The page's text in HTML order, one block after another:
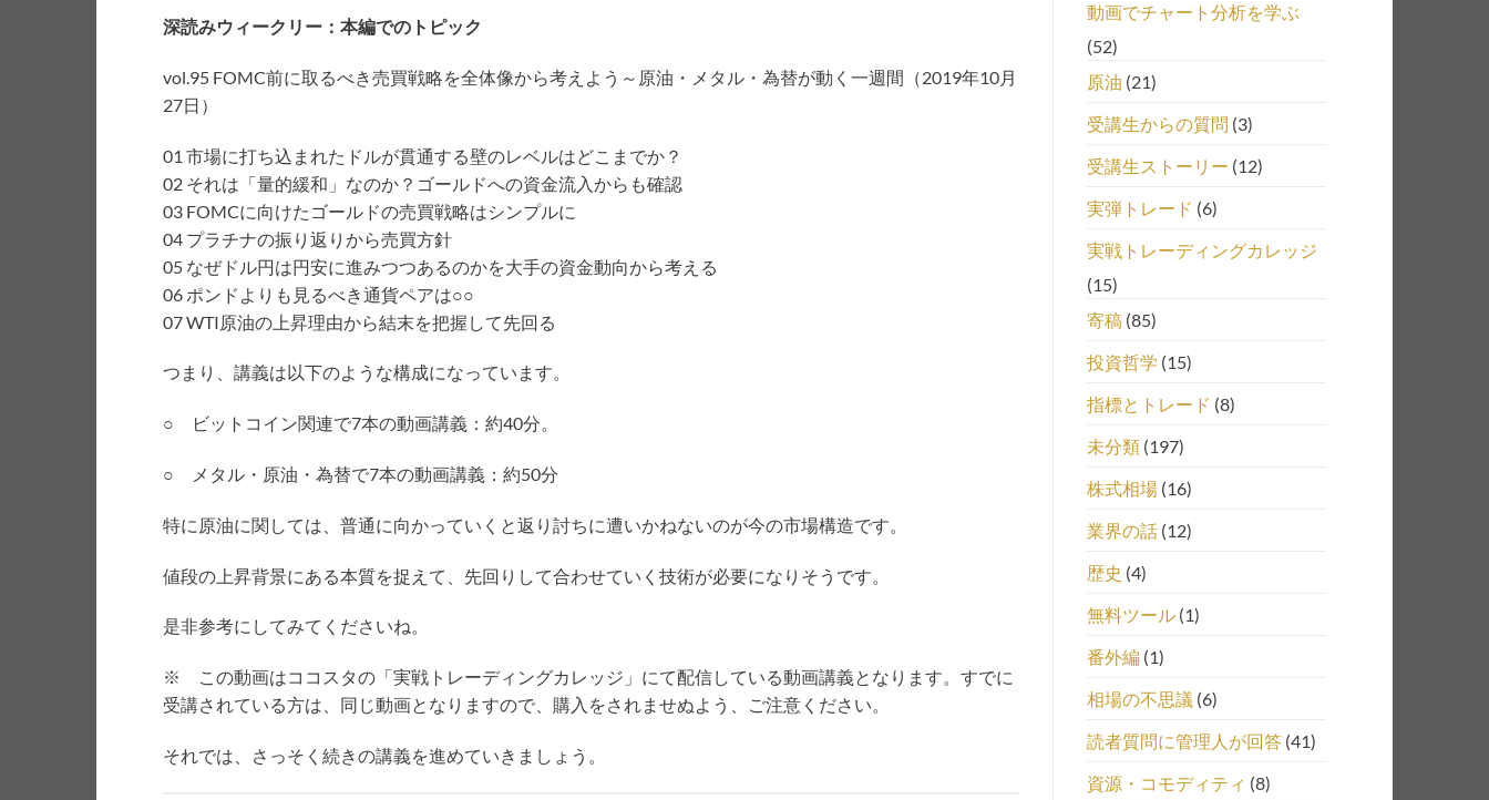
深読みウィークリー：本編でのトピック
vol.95 FOMC前に取るべき売買戦略を全体像から考えよう～原油・メタル・為替が動く一週間（2019年10月
27日）
01 市場に打ち込まれたドルが貫通する壁のレベルはどこまでか？
02 それは「量的緩和」なのか？ゴールドへの資金流入からも確認
03 FOMCに向けたゴールドの売買戦略はシンプルに
04 プラチナの振り返りから売買方針
05 なぜドル円は円安に進みつつあるのかを大手の資金動向から考える
06 ポンドよりも見るべき通貨ペアは○○
07 WTI原油の上昇理由から結末を把握して先回る
つまり、講義は以下のような構成になっています。
○ ビットコイン関連で7本の動画講義：約40分。
○ メタル・原油・為替で7本の動画講義：約50分
特に原油に関しては、普通に向かっていくと返り討ちに遭いかねないのが今の市場構造です。
値段の上昇背景にある本質を捉えて、先回りして合わせていく技術が必要になりそうです。
是非参考にしてみてくださいね。
※ この動画はココスタの「実戦トレーディングカレッジ」にて配信している動画講義となります。すでに
受講されている方は、同じ動画となりますので、購入をされませぬよう、ご注意ください。
それでは、さっそく続きの講義を進めていきましょう。
動画でチャート分析を学ぶ
(52)
原油 (21)
受講生からの質問 (3)
受講生ストーリー (12)
実弾トレード (6)
実戦トレーディングカレッジ
(15)
寄稿(85)
投資哲学 (15)
指標とトレード (8)
未分類(197)
株式相場(16)
業界の話(12)
歴史 (4)
無料ツール(1)
番外編(1)
相場の不思議 (6)
読者質問に管理人が回答(41)
資源・コモディティ (8)